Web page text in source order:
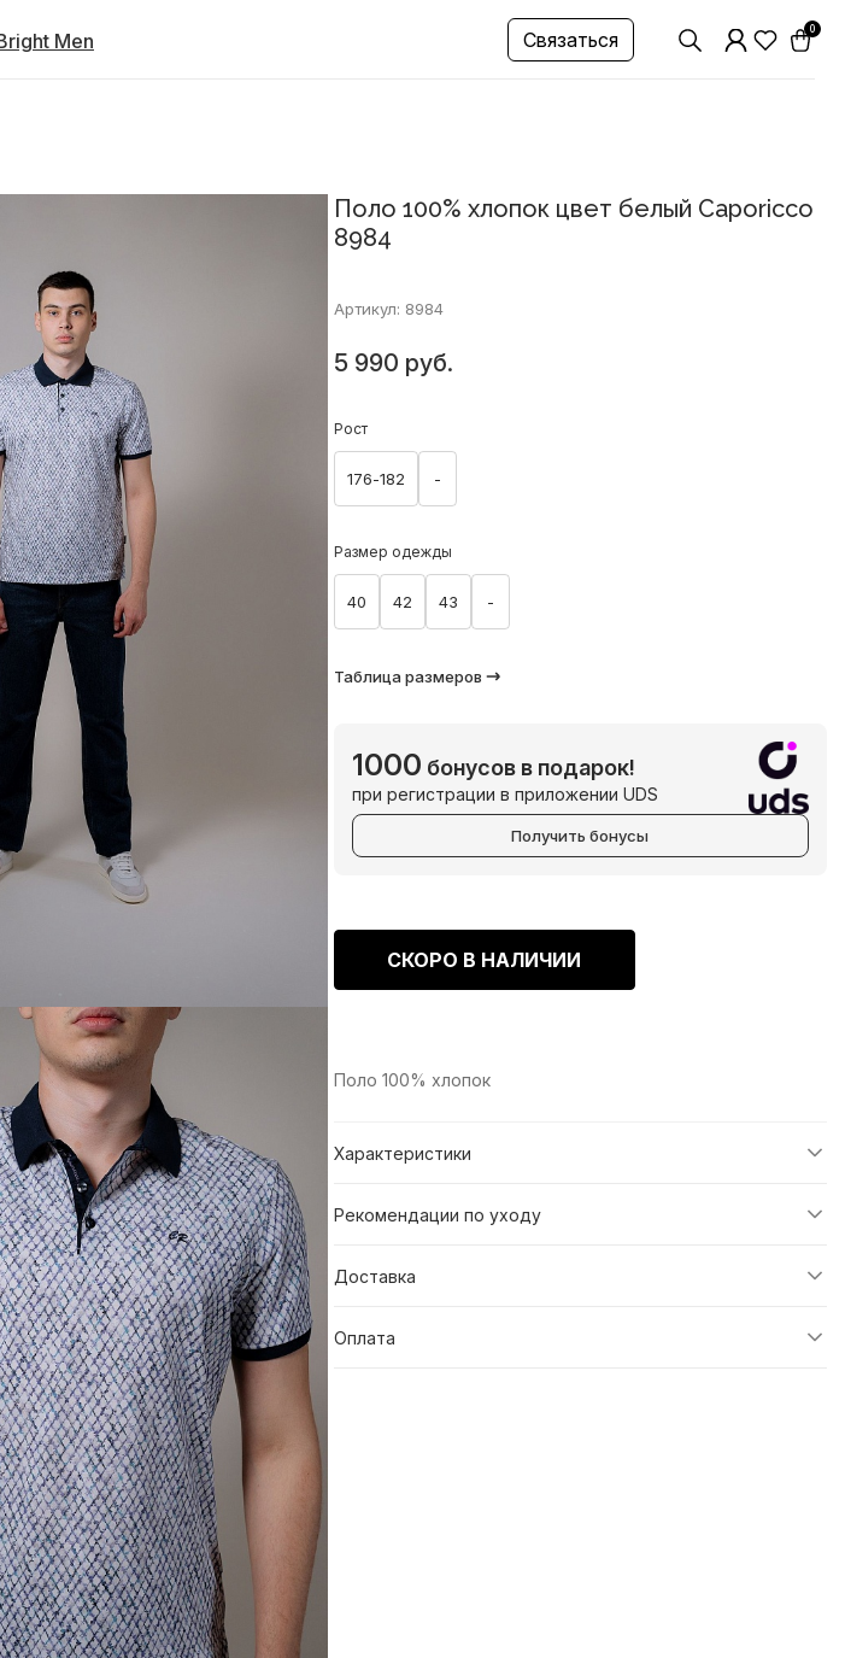
Связаться 0
Поло 100% хлопок цвет белый Caporicco
8984
Артикул: 8984
5 990 руб.
Рост
176-182 -
Размер одежды
40 42 43 -
Таблица размеров
1000 бонусов в подарок!
при регистрации в приложении UDS
Получить бонусы
СКОРО В НАЛИЧИИ
Поло 100% хлопок
Характеристики
Рекомендации по уходу
Доставка
Оплата